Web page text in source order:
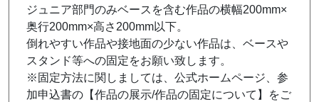
ジュニア部門のみベースを含む作品の横幅200mm×
奥行200mm×高さ200mm以下。
倒れやすい作品や接地面の少ない作品は、ベースや
スタンド等への固定をお願い致します。
※固定方法に関しましては、公式ホームページ、参
加申込書の【作品の展示/作品の固定について】をご